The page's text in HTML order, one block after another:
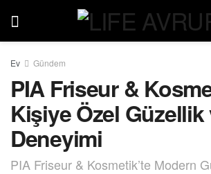
Ev Gündem
PIA Friseur &
Kişiye Özel Güzellik
Deneyimi
PIA Friseur & Kosmetik’te Modern